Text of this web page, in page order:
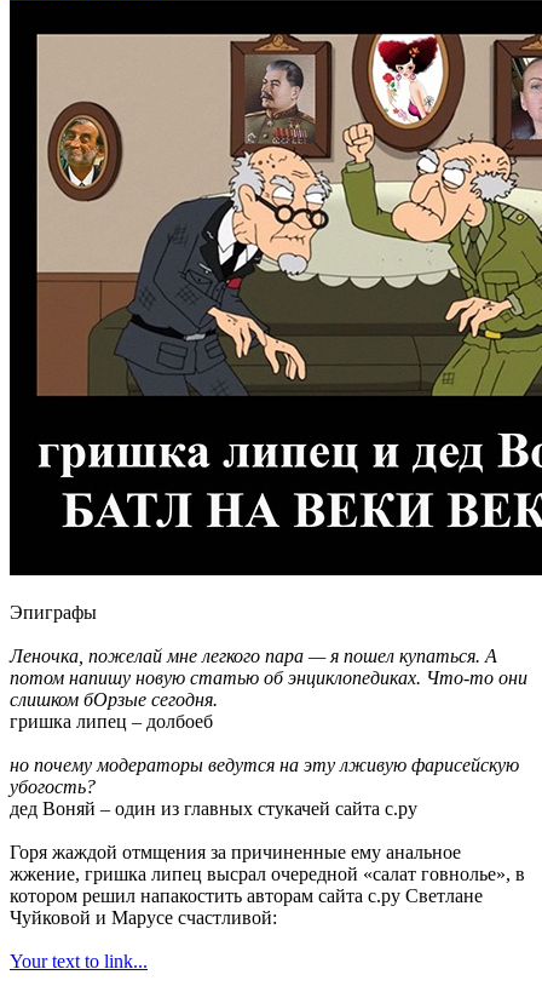
Эпиграфы
Леночка, пожелай мне легкого пара — я пошел купаться. А
потом напишу новую статью об энциклопедиках. Что-то они
слишком бОрзые сегодня.
гришка липец – долбоеб
но почему модераторы ведутся на эту лживую фарисейскую
убогость?
дед Воняй – один из главных стукачей сайта с.ру
Горя жаждой отмщения за причиненные ему анальное
жжение, гришка липец высрал очередной «салат говнолье», в
котором решил напакостить авторам сайта с.ру Светлане
Чуйковой и Марусе счастливой:
Your text to link...